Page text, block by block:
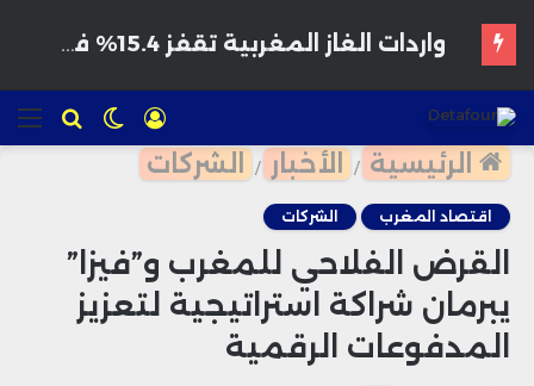
للبحث الوضع
المظلم
تسجيل
الدخول
الرئيسية / الأخبار / الشركات
اقتصاد المغرب الشركات
القرض الفلاحي للمغرب و”فيزا”
يبرمان شراكة استراتيجية لتعزيز
المدفوعات الرقمية